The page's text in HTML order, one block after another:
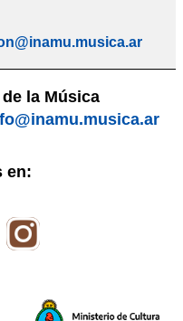
la Música
en: